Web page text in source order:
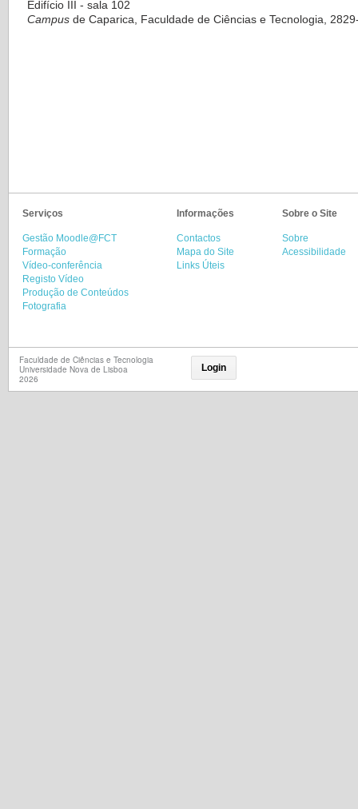
Edifício III - sala 102
Campus de Caparica, Faculdade de Ciências e Tecnologia,
Serviços Informações Sobre o Site
Gestão Moodle@FCT
Formação
Vídeo-conferência
Registo Vídeo
Produção de Conteúdos
Fotografia
Contactos
Mapa do Site
Links Úteis
Sobre
Acessibilidade
Faculdade de Ciências e Tecnologia
Universidade Nova de Lisboa
2026
Login